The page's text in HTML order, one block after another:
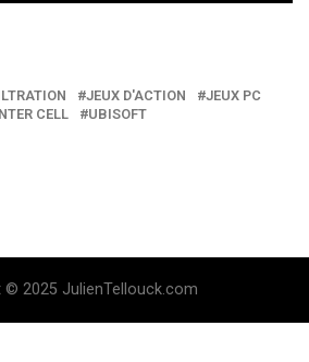
JEUX D'ACTION
JEUX PC
CELL UBISOFT
© 2025 JulienTellouck.com